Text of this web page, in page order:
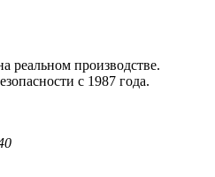
реальном производстве.
с 1987 года.